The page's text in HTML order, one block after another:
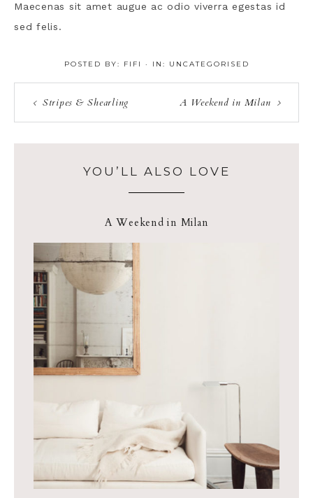
Maecenas sit amet augue ac odio viverra egestas id
sed felis.
POSTED BY: FIFI · IN: UNCATEGORISED
Stripes & Shearling A Weekend in Milan
YOU’LL ALSO LOVE
A Weekend in Milan